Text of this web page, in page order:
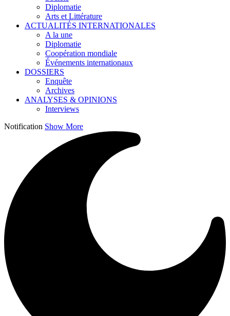
Diplomatie
Arts et Littérature
ACTUALITÉS INTERNATIONALES
A la une
Diplomatie
Coopération mondiale
Événements internationaux
DOSSIERS
Enquête
Archives
ANALYSES & OPINIONS
Interviews
Notification Show More